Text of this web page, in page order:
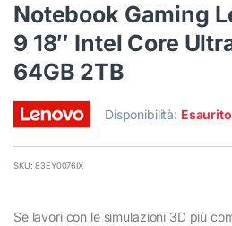
Notebook Gaming
9 18″ Intel Core
64GB 2TB
Disponibilità: Esaurito
SKU: 83EY0076IX
Se lavori con le simulazioni 3D più